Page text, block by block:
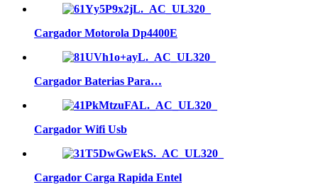
Cargador Motorola Dp4400E
Cargador Baterias Para…
Cargador Wifi Usb
Cargador Carga Rapida Entel